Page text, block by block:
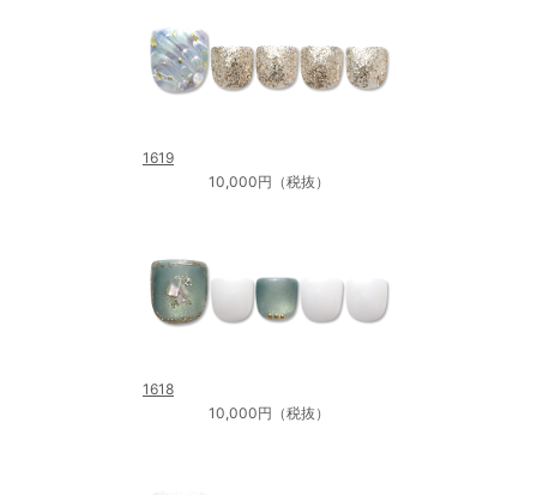
1619
10,000円（税抜）
1618
10,000円（税抜）